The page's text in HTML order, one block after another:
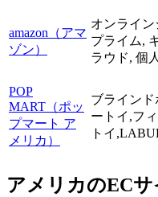
amazon（アマ
ゾン）
オンライン
プライム,
ラウド, 個
POP
MART（ポッ
プマート ア
メリカ）
ブライン
ートイ,フ
トイ
アメリカのEC